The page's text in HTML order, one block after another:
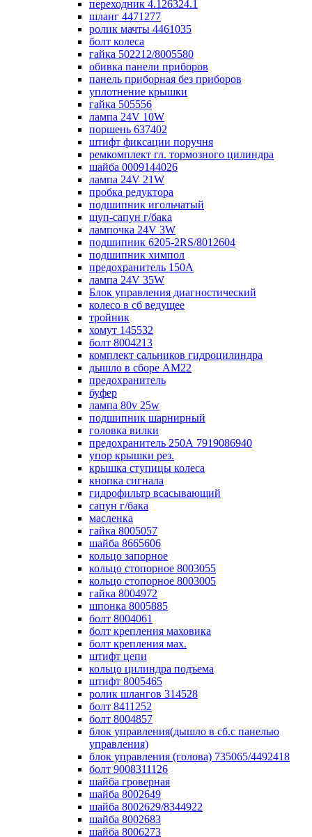
переходник 4.126324.1
шланг 4471277
ролик мачты 4461035
болт колеса
гайка 502212/8005580
обивка панели приборов
панель приборная без приборов
уплотнение крышки
гайка 505556
лампа 24V 10W
поршень 637402
штифт фиксации поручня
ремкомплект гл. тормозного цилиндра
шайба 0009144026
лампа 24V 21W
пробка редуктора
подшипник игольчатый
щуп-сапун г/бака
лампочка 24V 3W
подшипник 6205-2RS/8012604
подшипник химпол
предохранитель 150А
лампа 24V 35W
Блок управления диагностический
колесо в сб ведущее
тройник
хомут 145532
болт 8004213
комплект сальников гидроцилиндра
дышло в сборе AM22
предохранитель
буфер
лампа 80v 25w
подшипник шарнирный
головка вилки
предохранитель 250А 7919086940
упор крышки рез.
крышка ступицы колеса
кнопка сигнала
гидрофильтр всасывающий
сапун г/бака
масленка
гайка 8005057
шайба 8665606
кольцо запорное
кольцо стопорное 8003055
кольцо стопорное 8003005
гайка 8004972
шпонка 8005885
болт 8004061
болт крепления маховика
болт крепления мах.
штифт цепи
кольцо цилиндра подъема
штифт 8005465
ролик шлангов 314528
болт 8411252
болт 8004857
блок управления(дышло в сб.с панелью
управления)
блок управления (голова) 735065/4492418
болт 9008311126
шайба гроверная
шайба 8002649
шайба 8002629/8344922
шайба 8002683
шайба 8006273